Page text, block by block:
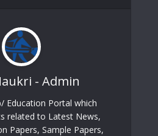
- Admin
Education Portal which
related to Latest News,
Papers, Sample Papers,